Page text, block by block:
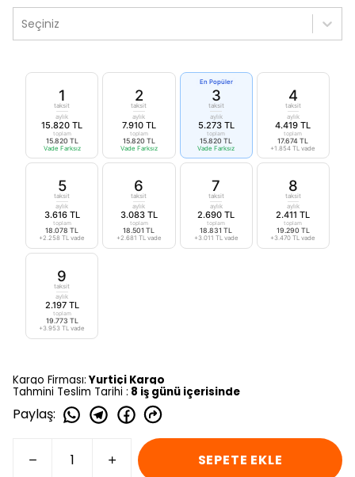
Seçiniz
1
taksit
aylık
15.820 TL
toplam
15.820 TL
Vade Farksız
2
taksit
aylık
7.910 TL
toplam
15.820 TL
Vade Farksız
En Popüler
3
taksit
aylık
5.273 TL
toplam
15.820 TL
Vade Farksız
4
taksit
aylık
4.419 TL
toplam
17.674 TL
+1.854 TL vade
5
taksit
aylık
3.616 TL
toplam
18.078 TL
+2.258 TL vade
6
taksit
aylık
3.083 TL
toplam
18.501 TL
+2.681 TL vade
7
taksit
aylık
2.690 TL
toplam
18.831 TL
+3.011 TL vade
8
taksit
aylık
2.411 TL
toplam
19.290 TL
+3.470 TL vade
9
taksit
aylık
2.197 TL
toplam
19.773 TL
+3.953 TL vade
Kargo Firması: Yurtiçi Kargo
Tahmini Teslim Tarihi : 8 iş günü içerisinde
Paylaş:
SEPETE EKLE